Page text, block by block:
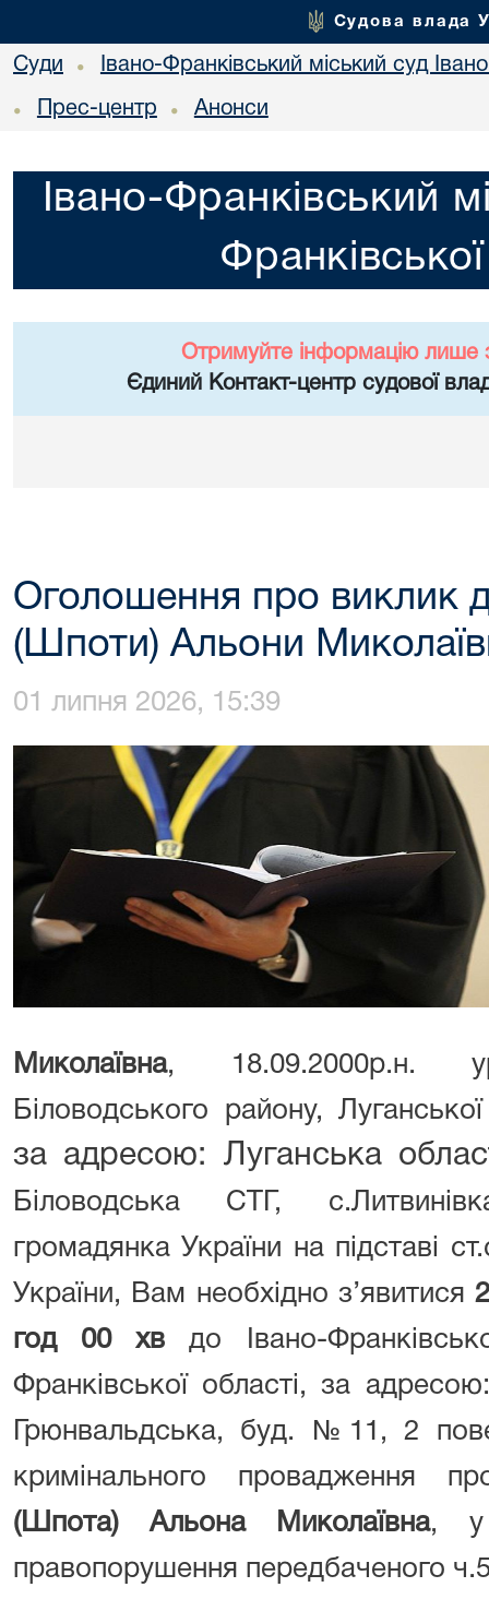
Судова влада
Суди • Івано-Франківський міський суд
• Прес-центр • Анонси
Івано-Франківський
Отримуйте інформацію лише
Єдиний Контакт-центр судової
Оголошення про виклик
(Шпоти) Альони
01 липня 2026, 15:39
Миколаївна, 18.09.2000р.н.
Біловодського району, Луганської
за адресою: Луганська
Біловодська СТГ,
громадянка України на підставі
України, Вам необхідно з’явитися
год 00 хвдо Івано-
Франківської області, за
Грюнвальдська, буд. №11, 2
кримінального провадження
(Шпота) Альона Миколаївна,
правопорушення передбаченого